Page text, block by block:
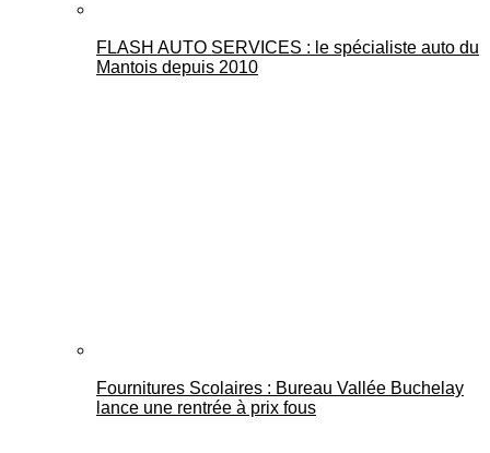
FLASH AUTO SERVICES : le spécialiste auto du
Mantois depuis 2010
Fournitures Scolaires : Bureau Vallée Buchelay
lance une rentrée à prix fous